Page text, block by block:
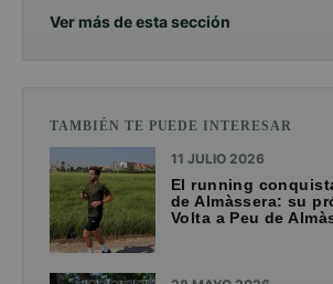
Ver más de esta sección
TAMBIÉN TE PUEDE INTERESAR
11 JULIO 2026
El running
de Almàssera: su
Volta a Peu de